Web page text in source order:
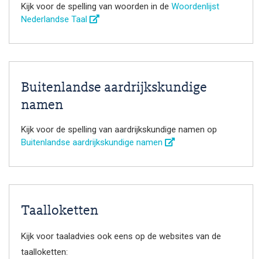
Kijk voor de spelling van woorden in de Woordenlijst
Nederlandse Taal
Buitenlandse aardrijkskundige
namen
Kijk voor de spelling van aardrijkskundige namen op
Buitenlandse aardrijkskundige namen
Taalloketten
Kijk voor taaladvies ook eens op de websites van de
taalloketten: